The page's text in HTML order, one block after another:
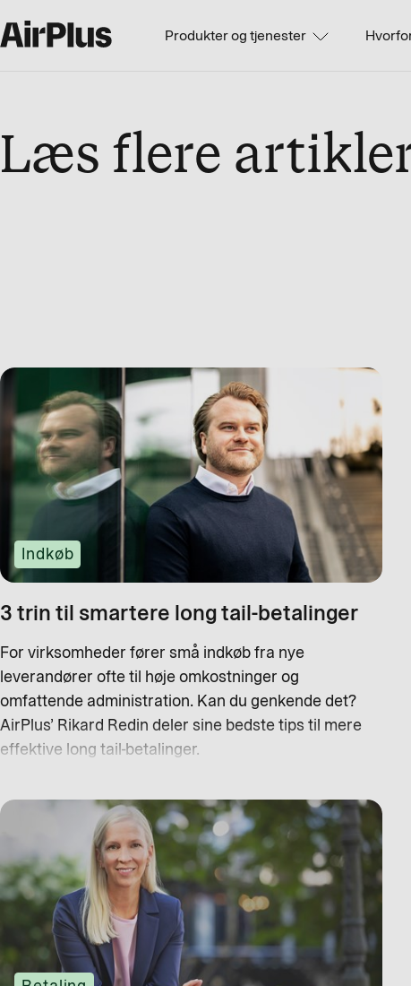
Produkter og tjenester
Læs flere
Indkøb
3 trin til smartere long tail-betalinger
For virksomheder fører små indkøb fra nye
leverandører ofte til høje omkostninger og
omfattende administration. Kan du genkende det?
AirPlus’ Rikard Redin deler sine bedste tips til mere
effektive long tail-betalinger.